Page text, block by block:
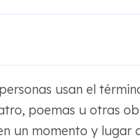
usan el
poemas u otras
un momento y lugar